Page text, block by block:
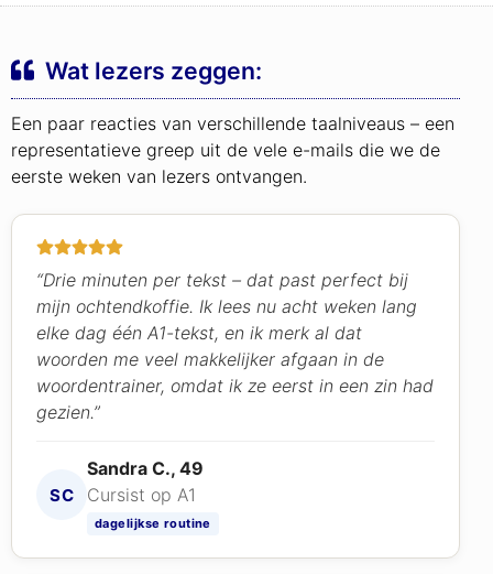
Wat lezers zeggen:
Een paar reacties van verschillende taalniveaus – een
representatieve greep uit de vele e-mails die we de
eerste weken van lezers ontvangen.
“Drie minuten per tekst – dat past perfect bij
mijn ochtendkoffie. Ik lees nu acht weken lang
elke dag één A1-tekst, en ik merk al dat
woorden me veel makkelijker afgaan in de
woordentrainer, omdat ik ze eerst in een zin had
gezien.”
SC
Sandra C., 49
Cursist op A1
dagelijkse routine